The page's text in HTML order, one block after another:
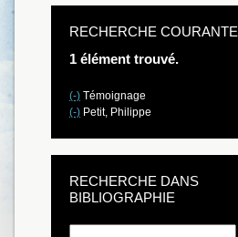
RECHERCHE COURANTE
1 élément trouvé.
(-) Témoignage
(-) Petit, Philippe
RECHERCHE DANS
BIBLIOGRAPHIE